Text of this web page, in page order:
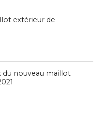
extérieur de
du nouveau maillot